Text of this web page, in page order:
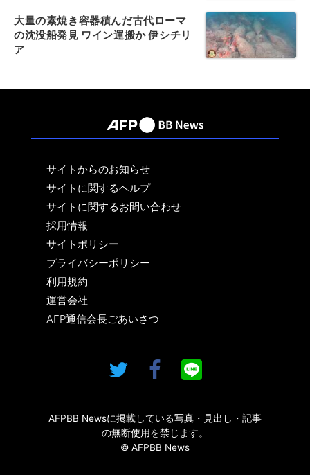
大量の素焼き容器積んだ古代ローマ
の沈没船発見 ワイン運搬か 伊シチリ
ア
サイトからのお知らせ
サイトに関するヘルプ
サイトに関するお問い合わせ
採用情報
サイトポリシー
プライバシーポリシー
利用規約
運営会社
AFP通信会長ごあいさつ
AFPBB Newsに掲載している写真・見出し・記事
の無断使用を禁じます。
© AFPBB News